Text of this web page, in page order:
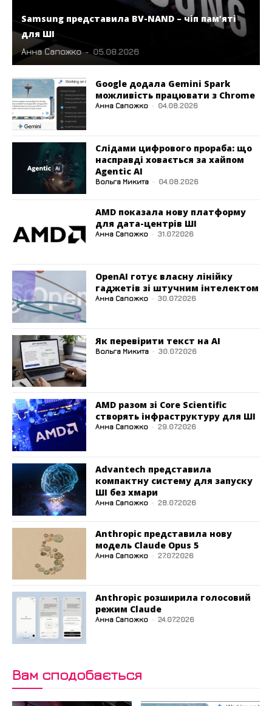
Samsung представила BV-NAND – чіп пам’яті
для ШІ
Анна Сапожко - 05.08.2026
Google додала Gemini Spark
можливість працювати з Chrome
Анна Сапожко - 04.08.2026
Слідами цифрового прораба: що
насправді ховається за хайпом
Agentic AI
Вольга Микита - 04.08.2026
AMD показала нову платформу
для дата-центрів ШІ
Анна Сапожко - 31.07.2026
OpenAI готує власну лінійку
гаджетів зі штучним інтелектом
Анна Сапожко - 30.07.2026
Як перевірити текст на AI
Вольга Микита - 30.07.2026
AMD разом зі Core Scientific
створять інфраструктуру для ШІ
Анна Сапожко - 29.07.2026
Advantech представила
компактну систему для запуску
ШІ без хмари
Анна Сапожко - 28.07.2026
Anthropic представила нову
модель Claude Opus 5
Анна Сапожко - 27.07.2026
Anthropic розширила голосовий
режим Claude
Анна Сапожко - 24.07.2026
Вам сподобається